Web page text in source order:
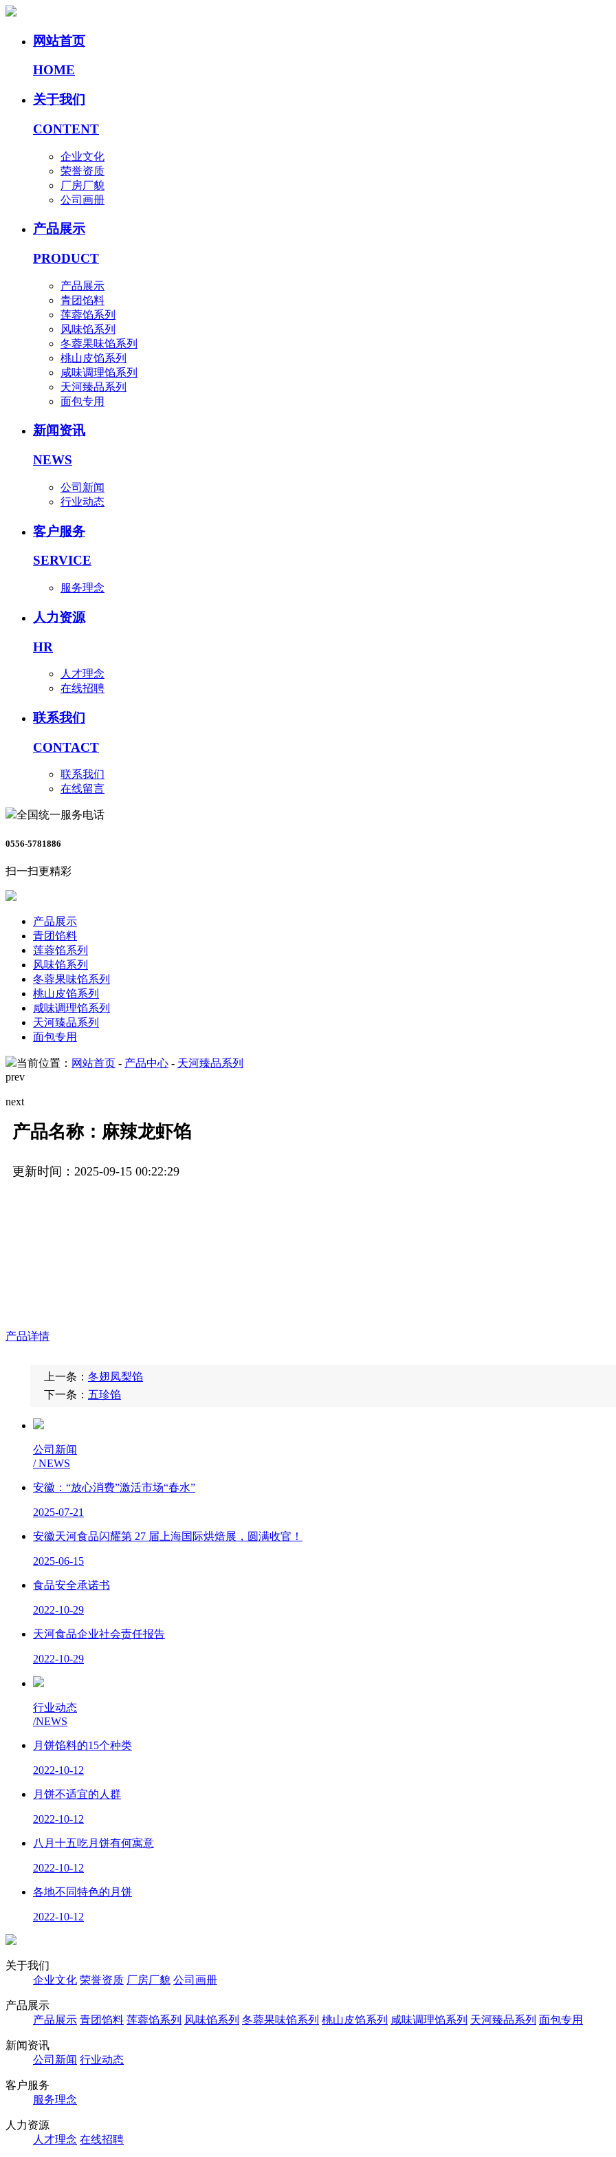
网站首页
HOME
关于我们
CONTENT
企业文化
荣誉资质
厂房厂貌
公司画册
产品展示
PRODUCT
产品展示
青团馅料
莲蓉馅系列
风味馅系列
冬蓉果味馅系列
桃山皮馅系列
咸味调理馅系列
天河臻品系列
面包专用
新闻资讯
NEWS
公司新闻
行业动态
客户服务
SERVICE
服务理念
人力资源
HR
人才理念
在线招聘
联系我们
CONTACT
联系我们
在线留言
全国统一服务电话
0556-5781886
扫一扫更精彩
产品展示
青团馅料
莲蓉馅系列
风味馅系列
冬蓉果味馅系列
桃山皮馅系列
咸味调理馅系列
天河臻品系列
面包专用
当前位置： 网站首页 - 产品中心 - 天河臻品系列
prev
next
产品名称：麻辣龙虾馅
更新时间：2025-09-15 00:22:29
产品详情
上一条： 冬翅凤梨馅
下一条： 五珍馅
公司新闻
/ NEWS
安徽：“放心消费”激活市场“春水”
2025-07-21
安徽天河食品闪耀第 27 届上海国际烘焙展，圆满收官！
2025-06-15
食品安全承诺书
2022-10-29
天河食品企业社会责任报告
2022-10-29
行业动态
/NEWS
月饼馅料的15个种类
2022-10-12
月饼不适宜的人群
2022-10-12
八月十五吃月饼有何寓意
2022-10-12
各地不同特色的月饼
2022-10-12
关于我们
企业文化 荣誉资质 厂房厂貌 公司画册
产品展示
产品展示 青团馅料 莲蓉馅系列 风味馅系列 冬蓉果味馅系列 桃山皮馅系列 咸味调理馅系列 天河臻品系列 面包专用
新闻资讯
公司新闻 行业动态
客户服务
服务理念
人力资源
人才理念 在线招聘